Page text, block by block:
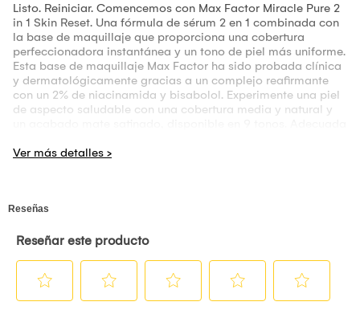
Listo. Reiniciar. Comencemos con Max Factor Miracle Pure 2
in 1 Skin Reset. Una fórmula de sérum 2 en 1 combinada con
la base de maquillaje que proporciona una cobertura
perfeccionadora instantánea y un tono de piel más uniforme.
Esta base de maquillaje Max Factor ha sido probada clínica
y dermatológicamente gracias a un complejo reafirmante
con un 2% de niacinamida y bisabolol. Experimente una piel
de aspecto saludable con una cobertura media y natural y